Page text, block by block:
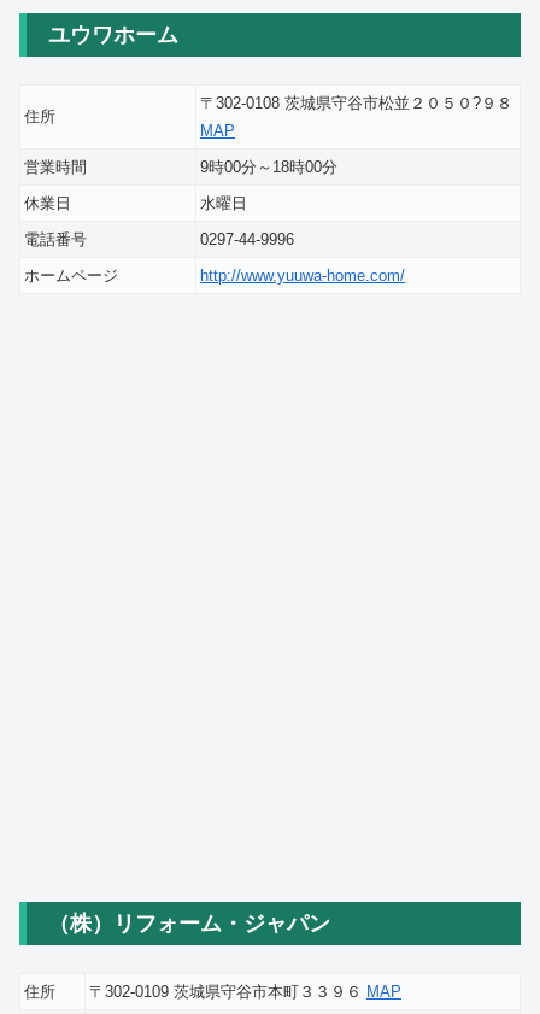
ユウワホーム
住所
〒302-0108 茨城県守谷市松並２０５０?９８
MAP
営業時間
9時00分～18時00分
休業日
水曜日
電話番号
0297-44-9996
ホームページ
http://www.yuuwa-home.com/
（株）リフォーム・ジャパン
住所 〒302-0109 茨城県守谷市本町３３９６ MAP